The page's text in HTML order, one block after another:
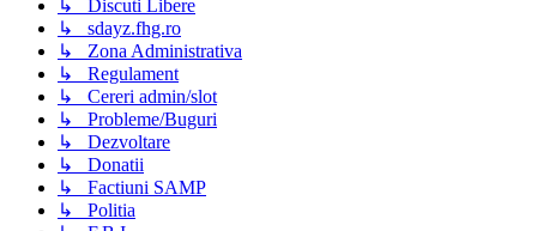
↳ Discuti Libere
↳ sdayz.fhg.ro
↳ Zona Administrativa
↳ Regulament
↳ Cereri admin/slot
↳ Probleme/Buguri
↳ Dezvoltare
↳ Donatii
↳ Factiuni SAMP
↳ Politia